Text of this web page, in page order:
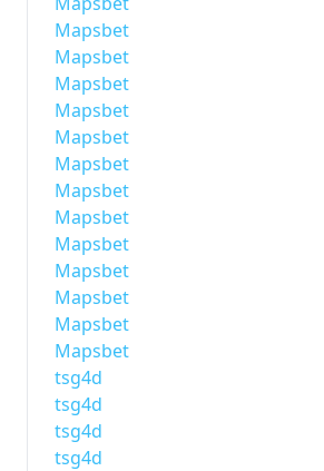
Mapsbet
Mapsbet
Mapsbet
Mapsbet
Mapsbet
Mapsbet
Mapsbet
Mapsbet
Mapsbet
Mapsbet
Mapsbet
Mapsbet
Mapsbet
tsg4d
tsg4d
tsg4d
tsg4d